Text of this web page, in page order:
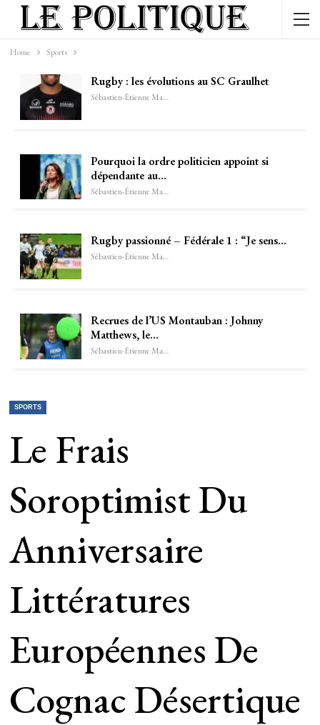
Home Sports
Rugby : les évolutions au SC Graulhet
Sébastien-Étienne Marechal
Pourquoi la ordre politicien appoint si
dépendante au…
Sébastien-Étienne Marechal
Rugby passionné – Fédérale 1 : “Je sens…
Sébastien-Étienne Marechal
Recrues de l’US Montauban : Johnny
Matthews, le…
Sébastien-Étienne Marechal
SPORTS
Le Frais
Soroptimist Du
Anniversaire
Littératures
Européennes De
Cognac Désertique